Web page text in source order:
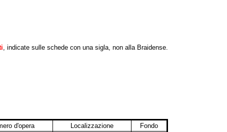
, indicate sulle schede con una sigla, non alla Braidense.
d'opera Localizzazione
Fondo